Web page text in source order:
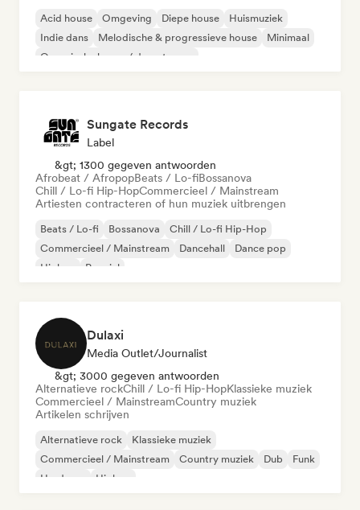
Acid house Omgeving Diepe house
Huismuziek
Indie dans
Melodische & progressieve house
Minimaal
Organische house / downtempo
Sungate Records
Label
&gt; 1300 gegeven antwoorden
Afrobeat / AfropopBeats / Lo-fiBossanova
Chill / Lo-fi Hip-HopCommercieel / Mainstream
Artiesten contracteren of hun muziek uitbrengen
Beats / Lo-fi Bossanova
Chill / Lo-fi Hip-Hop
Commercieel / Mainstream
Dancehall
Dance pop
Hiphop
Popziel
Dulaxi
Media Outlet/Journalist
&gt; 3000 gegeven antwoorden
Alternatieve rockChill / Lo-fi Hip-HopKlassieke muziek
Commercieel / MainstreamCountry muziek
Artikelen schrijven
Alternatieve rock
Klassieke muziek
Commercieel / Mainstream
Country muziek Dub
Funk
Hardcore
Hiphop